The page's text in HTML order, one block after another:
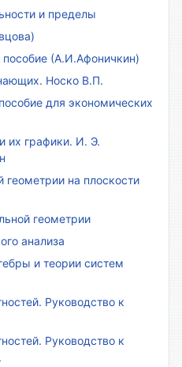
и пределы
(А.И.Афоничкин)
Носко В.П.
для экономических
их графики. И. Э.
геометрии на плоскости
геометрии
анализа
и теории систем
Руководство к
Руководство к